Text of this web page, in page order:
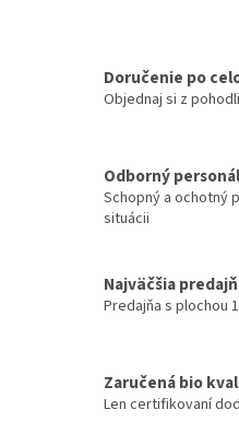
Doručenie po
Objednaj si z
Odborný personál
Schopný a ochotný
situácii
Najväčšia
Predajňa s plochou
Zaručená bio
Len certifikovaní